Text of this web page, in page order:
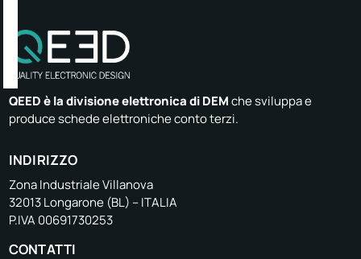
QEED è la divisione elettronica di DEMche sviluppa e
produce schede elettroniche conto terzi.
INDIRIZZO
Zona Industriale Villanova
32013 Longarone (BL) – ITALIA
P.IVA 00691730253
CONTATTI